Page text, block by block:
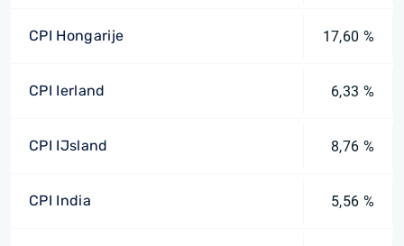
CPI Hongarije 17,60 %
CPI Ierland 6,33 %
CPI IJsland 8,76 %
CPI India 5,56 %